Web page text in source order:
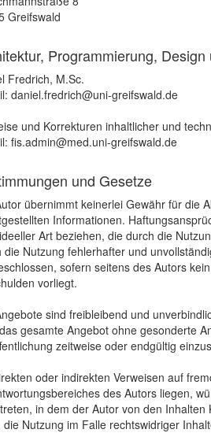
Greifswald
Programmierung,
Fredrich, M.Sc.
daniel.fredrich@uni-greifswald.de
und Korrekturen inhaltlicher und
fis.admin@med.uni-greifswald.de
und Gesetze
übernimmt keinerlei Gewähr für die
Informationen.
Art beziehen, die durch die
die Nutzung fehlerhafter und
sofern seitens des Autors
vorliegt.
sind freibleibend und
gesamte Angebot ohne gesonderte
zeitweise oder endgültig
oder indirekten Verweisen auf
des Autors liegen,
in dem der Autor von den
die Nutzung im Falle rechtswidriger